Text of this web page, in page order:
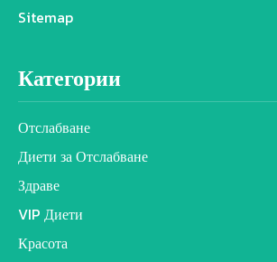
Sitemap
Категории
Отслабване
Диети за Отслабване
Здраве
VIP Диети
Красота